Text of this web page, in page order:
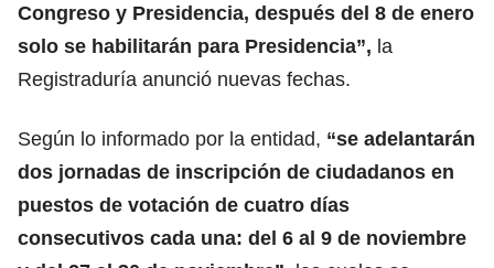
Congreso y Presidencia, después del 8 de enero
solo se habilitarán para Presidencia”, la
Registraduría anunció nuevas fechas.
Según lo informado por la entidad, “se adelantarán
dos jornadas de inscripción de ciudadanos en
puestos de votación de cuatro días
consecutivos cada una: del 6 al 9 de noviembre